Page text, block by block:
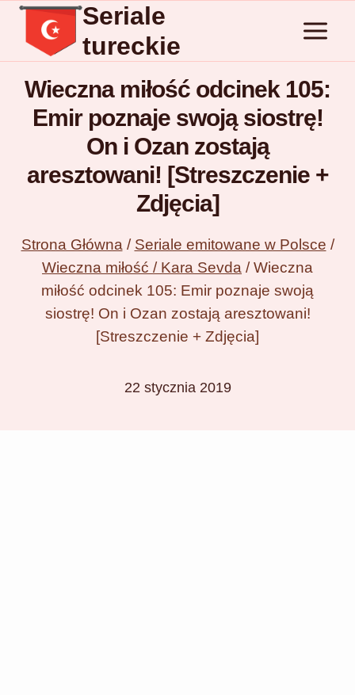
Przejdź
treści
Seriale
tureckie
Wieczna miłość odcinek 105:
Emir poznaje swoją siostrę!
On i Ozan zostają
aresztowani! [Streszczenie +
Zdjęcia]
Strona Główna / Seriale emitowane w Polsce /
Wieczna miłość / Kara Sevda / Wieczna
miłość odcinek 105: Emir poznaje swoją
siostrę! On i Ozan zostają aresztowani!
[Streszczenie + Zdjęcia]
22 stycznia 2019